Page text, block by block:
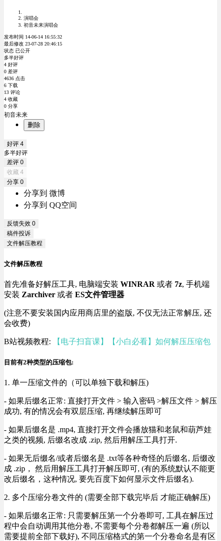
演唱会
初音未来演唱会
发布时间 14-06-14 16:55:32
最后修改 23-07-28 20:46:15
状态 已公开
多半好评
4 好评
0 差评
4636 点击
6 下载
13 评论
4 收藏
0 分享
初音未来
删除
好评 4
多半好评
差评 0
收藏 4
分享 0
分享到 微博
分享到 QQ空间
反馈失效 0
稿件投诉
文件解压教程
文件解压教程
首先准备好解压工具, 电脑端安装 WINRAR 或者 7z, 手机端
安装 Zarchiver 或者 ES文件管理器
(注意不要安装国内应用商店里的盗版, 不仅无法正常解压, 还
会收费)
B站视频教程: 【电子扫盲课】【小白必看】如何解压压缩包
目前有2种类型的压缩包:
1. 单一压缩文件的（可以单独下载和解压)
- 如果后缀名正常: 直接打开文件 > 输入密码 >解压文件 > 解压
成功, 有的情况会有双层压缩, 再继续解压即可
- 如果后缀名是 .mp4, 直接打开文件会播放猫和老鼠和葫芦娃
之类的视频, 后缀名改成 .zip, 然后用解压工具打开.
- 如果无后缀名/或者后缀名是 .txt等各种奇怪的后缀名, 后缀改
成 .zip， 然后用解压工具打开解压即可, (有的系统默认不能更
改后缀名，这种情况, 要先百度下如何显示文件后缀名).
2. 多个压缩分卷文件的 (需要全部下载完毕后 才能正确解压)
- 如果后缀名正常: 只需要解压第一个分卷即可, 工具在解压过
程中会自动调用其他分卷, 不需要每个分卷都解压一遍 (所以
需要提前全部下载好), 不同压缩格式的第一个分卷命名是有区